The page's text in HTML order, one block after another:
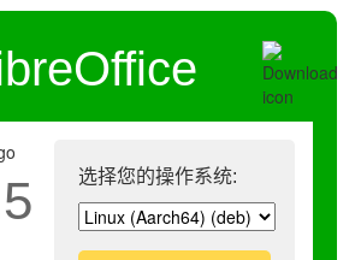
选择您的操作系统: